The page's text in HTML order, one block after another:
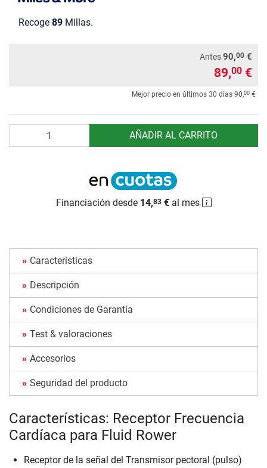
Recoge 89 Millas.
Antes90,00 €
89,00 €
Mejor precio en últimos 30 días 90,00 €
AÑADIR AL CARRITO
Financiación desde 14,83€al mes
Características
Descripción
Condiciones de Garantía
Test & valoraciones
Accesorios
Seguridad del producto
Características: Receptor Frecuencia
Cardíaca para Fluid Rower
Receptor de la señal del Transmisor pectoral (pulso)